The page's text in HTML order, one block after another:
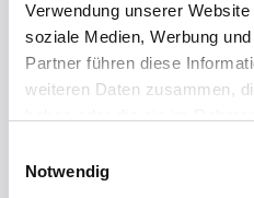
Verwendung unserer
soziale Medien, Werbung
Partner führen diese
weiteren Daten zusammen,
Notwendig
Mit dem
akzeptieren